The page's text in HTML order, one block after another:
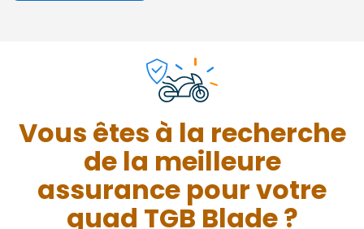
Vous êtes à la recherche
de la meilleure
assurance pour votre
quad TGB Blade ?